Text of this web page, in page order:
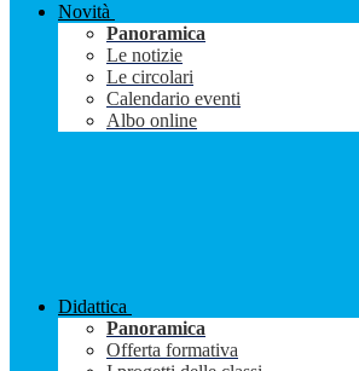
Novità
Panoramica
Le notizie
Le circolari
Calendario eventi
Albo online
Didattica
Panoramica
Offerta formativa